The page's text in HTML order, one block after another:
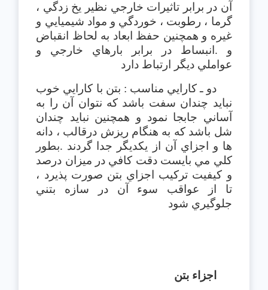
آن در برابر تاثيرات خارجي نظير يخ زدگي ،
گرما ، رطوبت ، خوردگي و مواد شيميايي و
غيره و همچنين حفظ ابعاد به لحاظ انقباض
و .انبساط در برابر بارهاي خارجي و
عواملي ديگر ارتباط دارد
دو ـ كارايي مناسب : بتن با كارايي خوب
نبايد چندان سفت باشد كه نتوان آن را به
آساني جابجا نمود و همچنين نبايد چندان
شل باشد كه به هنگام ريزش درقالب ، دانه
ها و اجزاي آن از يكديگر جدا گردند .بطور
كلي مي بايست دقت كافي در ميزان درصد
و كيفيت تركيب اجزاي بتن صورت پذيرد ،
تا از عواقب سوء آن در سازه بتني
جلوگيري شود
اجزاء بتن